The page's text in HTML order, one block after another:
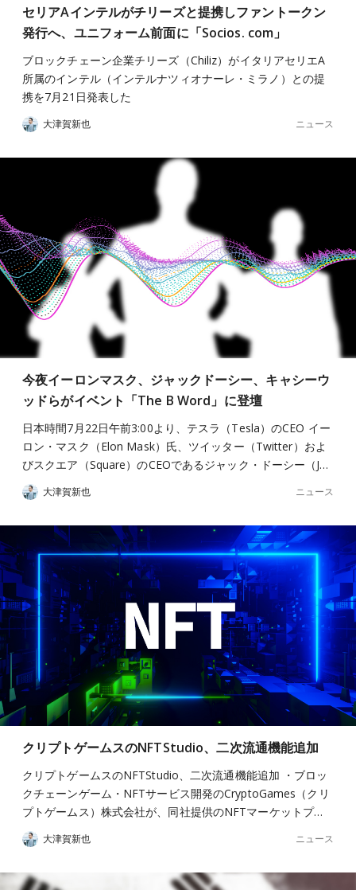
セリアAインテルがチリーズと提携しファントークン
発行へ、ユニフォーム前面に「Socios. com」
ブロックチェーン企業チリーズ（Chiliz）がイタリアセリエA
所属のインテル（インテルナツィオナーレ・ミラノ）との提
携を7月21日発表した
大津賀新也 ニュース
今夜イーロンマスク、ジャックドーシー、キャシーウ
ッドらがイベント「The B Word」に登壇
日本時間7月22日午前3:00より、テスラ（Tesla）のCEO イー
ロン・マスク（Elon Mask）氏、ツイッター（Twitter）およ
びスクエア（Square）のCEOであるジャック・ドーシー（J…
大津賀新也 ニュース
クリプトゲームスのNFTStudio、二次流通機能追加
クリプトゲームスのNFTStudio、二次流通機能追加 ・ブロッ
クチェーンゲーム・NFTサービス開発のCryptoGames（クリ
プトゲームス）株式会社が、同社提供のNFTマーケットプ…
大津賀新也 ニュース